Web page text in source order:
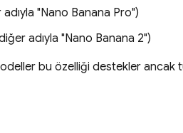
"Nano Banana Pro")
adıyla "Nano Banana 2")
bu özelliği destekler ancak